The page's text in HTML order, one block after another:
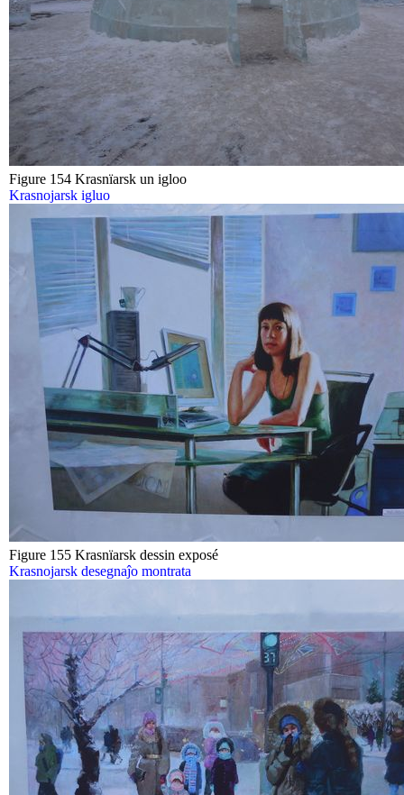
Figure 154 Krasnïarsk un igloo
Krasnojarsk igluo
Figure 155 Krasnïarsk dessin exposé
Krasnojarsk desegnaĵo montrata